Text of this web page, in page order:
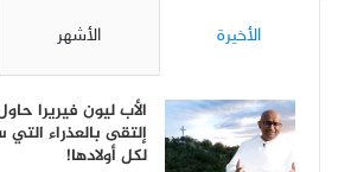
الأخيرة الأشهر
الأب ليون فيريرا
إلتقى بالعذراء
لكل أولادها!